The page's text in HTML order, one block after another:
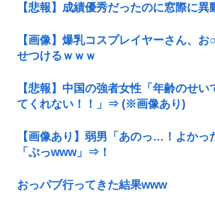
【悲報】成績優秀だったのに窓際に異
【画像】爆乳コスプレイヤーさん、
せつけるｗｗｗ
【悲報】中国の強者女性「年齢のせい
てくれない！！」⇒ (※画像あり)
【画像あり】弱男「あのっ…！よか
「ぷっwww」⇒！
おっパブ行ってきた結果www